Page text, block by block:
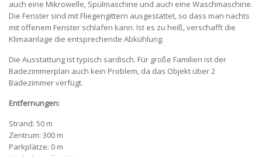
auch eine Mikrowelle, Spülmaschine und auch eine Waschmaschine.
Die Fenster sind mit Fliegengittern ausgestattet, so dass man nachts
mit offenem Fenster schlafen kann. Ist es zu heiß, verschafft die
Klimaanlage die entsprechende Abkühlung.
Die Ausstattung ist typisch sardisch. Für große Familien ist der
Badezimmerplan auch kein Problem, da das Objekt über 2
Badezimmer verfügt.
Entfernungen:
Strand: 50 m
Zentrum: 300 m
Parkplätze: 0 m